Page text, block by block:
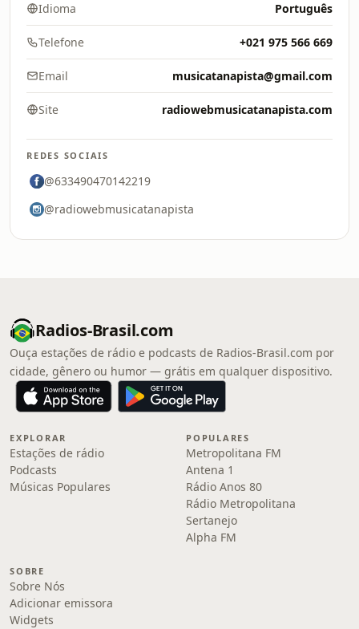
Idioma Português
Telefone +021 975 566 669
Email musicatanapista@gmail.com
Site radiowebmusicatanapista.com
REDES SOCIAIS
@633490470142219
@radiowebmusicatanapista
Radios-Brasil.com
Ouça estações de rádio e podcasts de Radios-Brasil.com por
cidade, gênero ou humor — grátis em qualquer dispositivo.
EXPLORAR
Estações de rádio
Podcasts
Músicas Populares
POPULARES
Metropolitana FM
Antena 1
Rádio Anos 80
Rádio Metropolitana
Sertanejo
Alpha FM
SOBRE
Sobre Nós
Adicionar emissora
Widgets